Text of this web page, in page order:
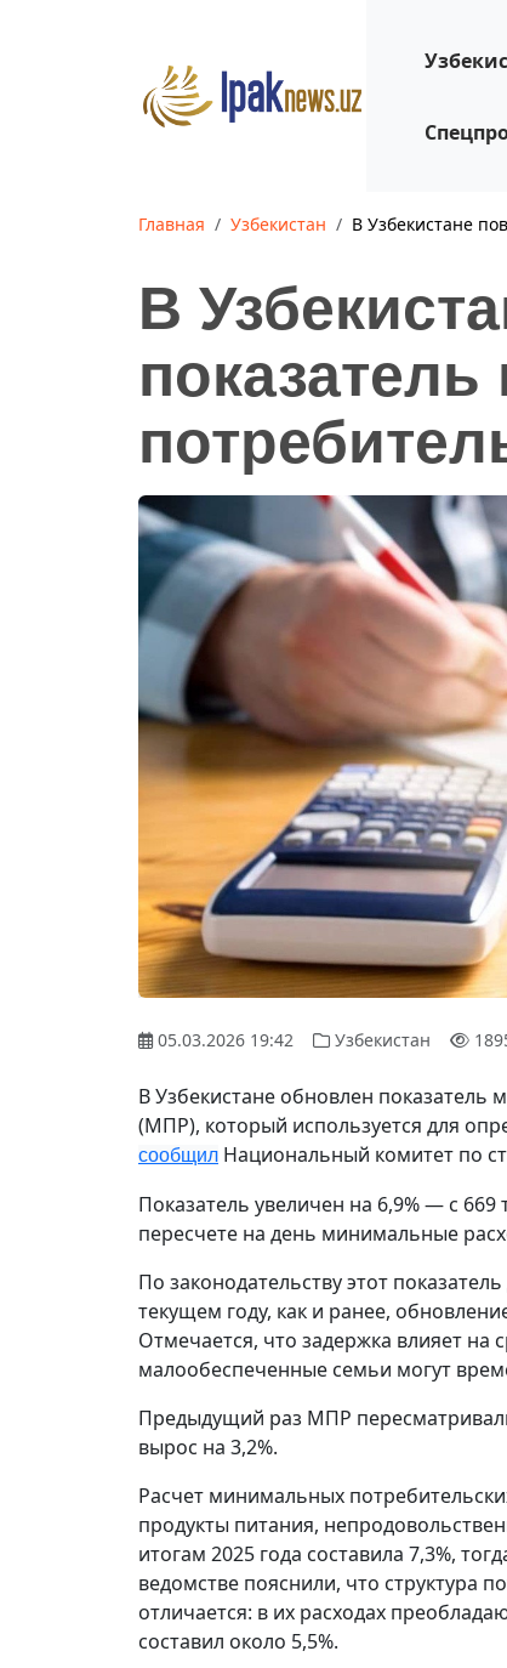
Главная Узбекистан В Узбекистане
В
05.03.2026 19:42 Узбекистан
В Узбекистане обновлен показатель
(МПР), который используется для
сообщил Национальный комитет по
Показатель увеличен на 6,9% — с
пересчете на день минимальные
По законодательству этот
текущем году, как и ранее,
Отмечается, что задержка влияет на
малообеспеченные семьи могут
Предыдущий раз МПР
вырос на 3,2%.
Расчет минимальных
продукты питания,
итогам 2025 года составила 7,3%,
ведомстве пояснили, что структура
отличается: в их расходах
составил около 5,5%.